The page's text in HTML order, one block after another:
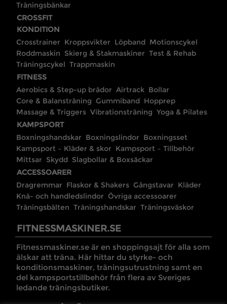
Träningsbänkar
CROSSFIT
KONDITION
Crosstrainer Kroppsvikter Löpband Motionscykel
Roddmaskin Skierg & Stakmaskiner Test & Rehab
Träningscykel Trappmaskin
FITNESS
Aerobics & Step-up brädor Airtrack Bollar
Core & Balansträning Gummiband Hopprep
Massage & Triggers Vibrationsträning Yoga & Pilates
KAMPSPORT
Boxningshandskar Boxningslindor Boxningsset
Kampsport – Kläder & skor Kampsport – Tillbehör
Mittsar Skydd Slagbollar & Boxsäckar
ACCESSOARER
Dragremmar Flaskor & Shakers Gångstavar Kläder
Knä- och handledslindor Övriga accessoarer
Träningsbälten Träningshandskar Träningsväskor
FITNESSMASKINER.SE
Fitnessmaskiner.se är en shoppingsajt för alla som
älskar att träna. Här hittar du styrke- och
konditionsmaskiner, träningsutrustning samt en
del kampsportstillbehör från flera av Sveriges
ledande träningsbutiker.